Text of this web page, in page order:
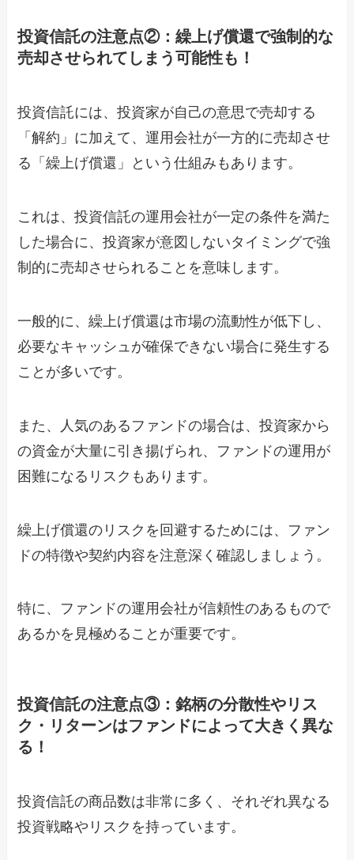
投資信託の注意点②：繰上げ償還で強制的な
売却させられてしまう可能性も！
投資信託には、投資家が自己の意思で売却する
「解約」に加えて、運用会社が一方的に売却させ
る「繰上げ償還」という仕組みもあります。
これは、投資信託の運用会社が一定の条件を満た
した場合に、投資家が意図しないタイミングで強
制的に売却させられることを意味します。
一般的に、繰上げ償還は市場の流動性が低下し、
必要なキャッシュが確保できない場合に発生する
ことが多いです。
また、人気のあるファンドの場合は、投資家から
の資金が大量に引き揚げられ、ファンドの運用が
困難になるリスクもあります。
繰上げ償還のリスクを回避するためには、ファン
ドの特徴や契約内容を注意深く確認しましょう。
特に、ファンドの運用会社が信頼性のあるもので
あるかを見極めることが重要です。
投資信託の注意点③：銘柄の分散性やリス
ク・リターンはファンドによって大きく異な
る！
投資信託の商品数は非常に多く、それぞれ異なる
投資戦略やリスクを持っています。